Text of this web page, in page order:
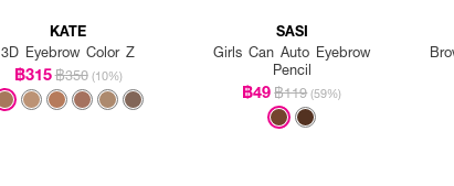
KATE
3D Eyebrow Color Z
฿315฿350 (10%)
SASI
Girls Can Auto Eyebrow
Pencil
฿49฿119 (59%)